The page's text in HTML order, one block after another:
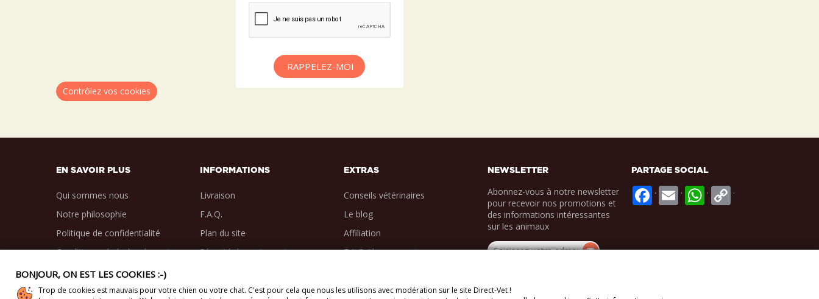
RAPPELEZ-MOI
Contrôlez vos cookies
EN SAVOIR PLUS
Qui sommes nous
Notre philosophie
Politique de confidentialité
Conditions générales de vente
INFORMATIONS
Livraison
F.A.Q.
Plan du site
Sécurité des paiements
EXTRAS
Conseils vétérinaires
Le blog
Affiliation
F.A.Q Abonnements
NEWSLETTER
Abonnez-vous à notre newsletter
pour recevoir nos promotions et
des informations intéressantes
sur les animaux
PARTAGE SOCIAL
. . . .
BONJOUR, ON EST LES COOKIES :-)
Trop de cookies est mauvais pour votre chien ou votre chat. C'est pour cela que nous les utilisons avec modération sur le site Direct-Vet !